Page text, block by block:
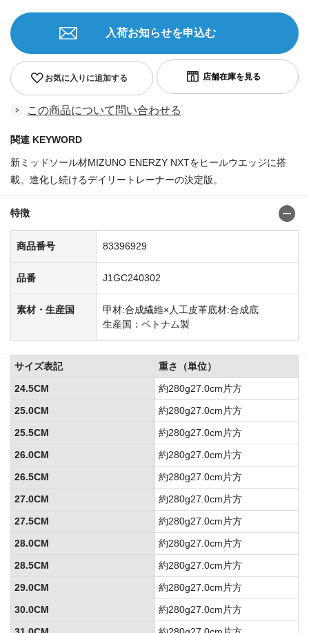
お気に入りに追加する
入荷お知らせを申込む
この商品について問い合わせる
関連 KEYWORD
新ミッドソール材MIZUNO ENERZY NXTをヒールウエッジに搭
載。進化し続けるデイリートレーナーの決定版。
特徴
商品番号 83396929
品番 J1GC240302
素材・生産国 甲材:合成繊維×人工皮革底材:合成底
生産国：ベトナム製
サイズ表記
重さ（単位）
24.5CM
約280g27.0cm片方
25.0CM
約280g27.0cm片方
25.5CM
約280g27.0cm片方
26.0CM
約280g27.0cm片方
26.5CM
約280g27.0cm片方
27.0CM
約280g27.0cm片方
27.5CM
約280g27.0cm片方
28.0CM
約280g27.0cm片方
28.5CM
約280g27.0cm片方
29.0CM
約280g27.0cm片方
30.0CM
約280g27.0cm片方